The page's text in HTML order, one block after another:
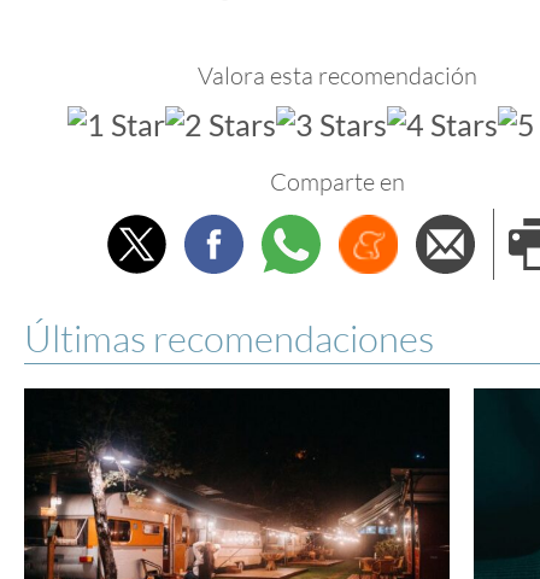
Valora esta recomendación
Comparte en
TwitterFacebookWhatsappMenéame
Últimas recomendaciones